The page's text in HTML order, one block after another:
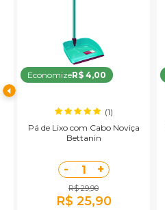
EconomizeR$ 4,00
(1)
Pá de Lixo com Cabo Noviça
Bettanin
- 1 +
R$ 29,90
R$ 25,90